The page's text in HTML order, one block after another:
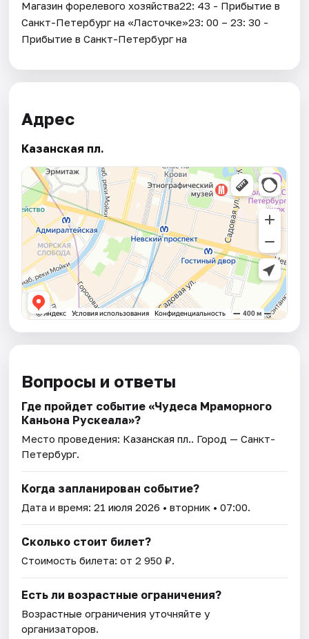
Магазин форелевого хозяйства22: 43 - Прибытие в
Санкт-Петербург на «Ласточке»23: 00 – 23: 30 -
Прибытие в Санкт-Петербург на
Адрес
Казанская пл.
Вопросы и ответы
Где пройдет событие «Чудеса Мраморного
Каньона Рускеала»?
Место проведения: Казанская пл.. Город — Санкт-
Петербург.
Когда запланирован событие?
Дата и время:21 июля 2026 • вторник • 07:00.
Сколько стоит билет?
Стоимость билета: от 2 950 ₽.
Есть ли возрастные ограничения?
Возрастные ограничения уточняйте у
организаторов.